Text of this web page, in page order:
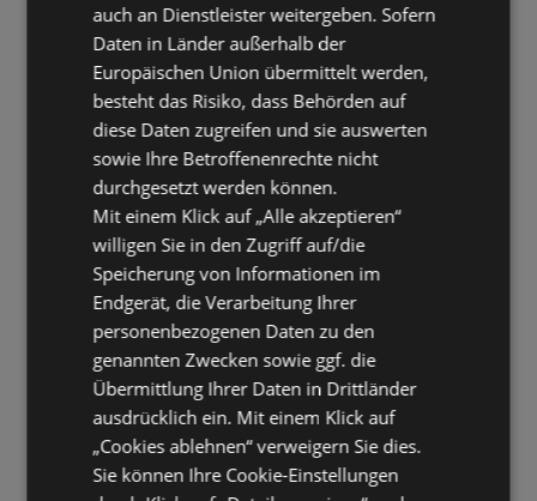
auch an Dienstleister weitergeben. Sofern
Daten in Länder außerhalb der
Europäischen Union übermittelt werden,
besteht das Risiko, dass Behörden auf
diese Daten zugreifen und sie auswerten
sowie Ihre Betroffenenrechte nicht
durchgesetzt werden können.
Mit einem Klick auf „Alle akzeptieren“
willigen Sie in den Zugriff auf/die
Speicherung von Informationen im
Endgerät, die Verarbeitung Ihrer
personenbezogenen Daten zu den
genannten Zwecken sowie ggf. die
Übermittlung Ihrer Daten in Drittländer
ausdrücklich ein. Mit einem Klick auf
„Cookies ablehnen“ verweigern Sie dies.
Sie können Ihre Cookie-Einstellungen